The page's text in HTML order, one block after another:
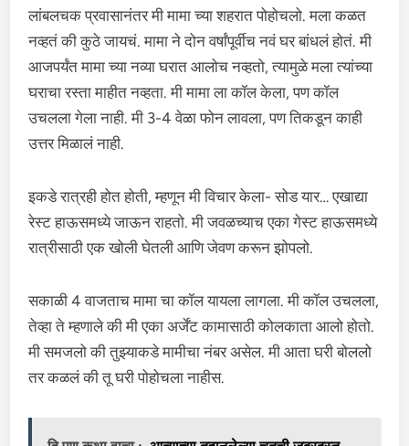
लांबलचक प्रवासानंतर मी मामा च्या शहरात पोहोचलो. मला कळत
नव्हतं की कुठे जायचं. मामा ने दोन वर्षांपूर्वीच नवं घर बांधलं होतं. मी
आजपर्यंत मामा च्या नव्या घरात आलोच नव्हतो, त्यामुळे मला त्यांच्या
घराचा रस्ता माहीत नव्हता. मी मामा ला कॉल केला, पण कॉल
उचलला गेला नाही. मी 3-4 वेळा फोन लावला, पण तिकडून काही
उत्तर मिळालं नाही.
इकडे रात्रही होत होती, म्हणून मी विचार केला- सोड यार… एखाद्या
रेस्ट हाऊसमध्ये जाऊन राहतो. मी जवळच्याच एका गेस्ट हाऊसमध्ये
रात्रीसाठी एक खोली घेतली आणि जेवण करून झोपलो.
सकाळी 4 वाजताच मामा चा कॉल यायला लागला. मी कॉल उचलला,
तेव्हा ते म्हणाले की मी एका अर्जेंट कामासाठी कोलकाता आलो होतो.
मी समजलो की तुझ्याकडे मामीचा नंबर असेल. मी आता घरी बोललो
तर कळलं की तू घरी पोहोचला नाहीस.